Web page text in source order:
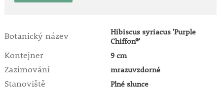
Botanický název
Hibiscus syriacus 'Purple
Chiffon®'
Kontejner 9 cm
Zazimování mrazuvzdorné
Stanoviště Plné slunce